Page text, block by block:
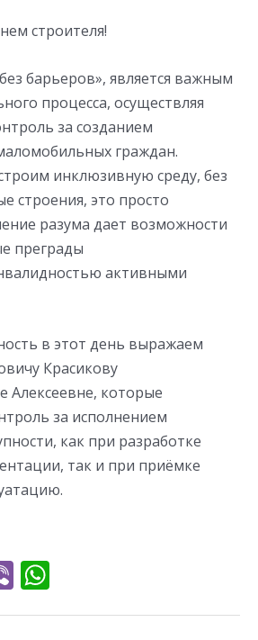
строителя!
барьеров», является важным
процесса, осуществляя
за созданием
граждан.
инклюзивную среду, без
строения, это просто
разума дает возможности
преграды
активными
в этот день выражаем
Красикову
Алексеевне, которые
за исполнением
как при разработке
так и при приёмке
Vi